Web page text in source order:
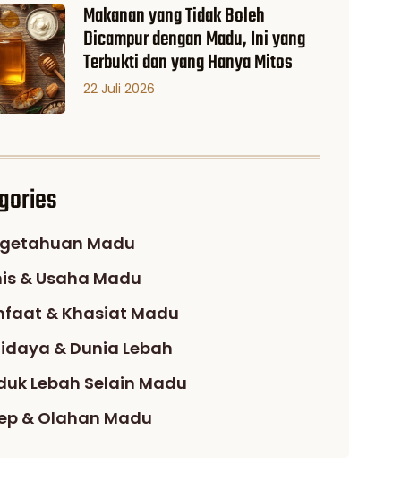
Makanan yang Tidak Boleh
Dicampur dengan Madu, Ini yang
Terbukti dan yang Hanya Mitos
22 Juli 2026
Madu
& Usaha Madu
& Khasiat Madu
& Dunia Lebah
Lebah Selain Madu
& Olahan Madu